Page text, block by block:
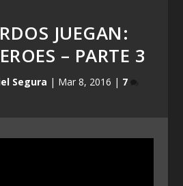
JUEGAN:
– PARTE 3
Segura | Mar 8, 2016 | 7